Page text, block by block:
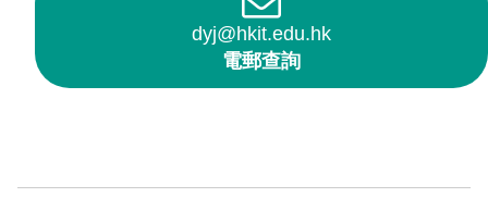
dyj@hkit.edu.hk
電郵查詢